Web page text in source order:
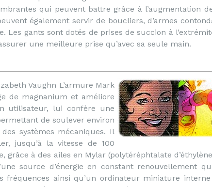
qui peuvent battre grâce à l’augmentation
également servir de boucliers, d’armes
Les gants sont dotés de prises de succion à
une meilleure prise qu’avec sa seule main.
Vaughn L’armure Mark
de magnanium et améliore
utilisateur, lui confère une
de soulever environ
systèmes mécaniques. Il
jusqu’à la vitesse de 100
grâce à des ailes en Mylar (polytéréphtalate
source d’énergie en constant renouvellement
fréquences ainsi qu’un ordinateur miniature